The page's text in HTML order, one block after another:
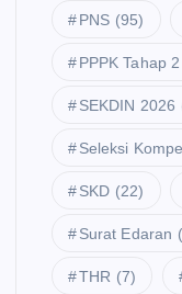
PNS (95)
PPPK Tahap 2
SEKDIN 2026
Seleksi
SKD (22)
Surat Edaran
THR (7)